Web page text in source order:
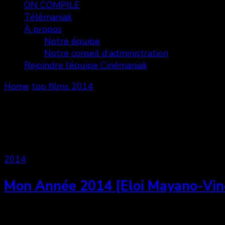
ON COMPILE
Télémaniak
À propos
Notre équipe
Notre conseil d’administration
Rejoindre l’équipe Cinémaniak
Home top films 2014
2014
Mon Année 2014 [Eloi Mayano-